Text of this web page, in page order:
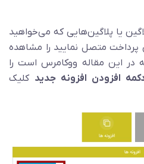
یا پلاگین‌هایی که می‌خواهید
پرداخت متصل نمایید را مشاهده
در این مقاله ووکامرس است را
افزودن افزونه جدید کلیک